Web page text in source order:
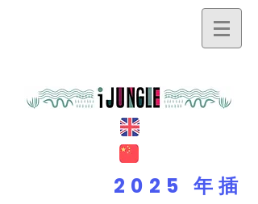
2025 年插